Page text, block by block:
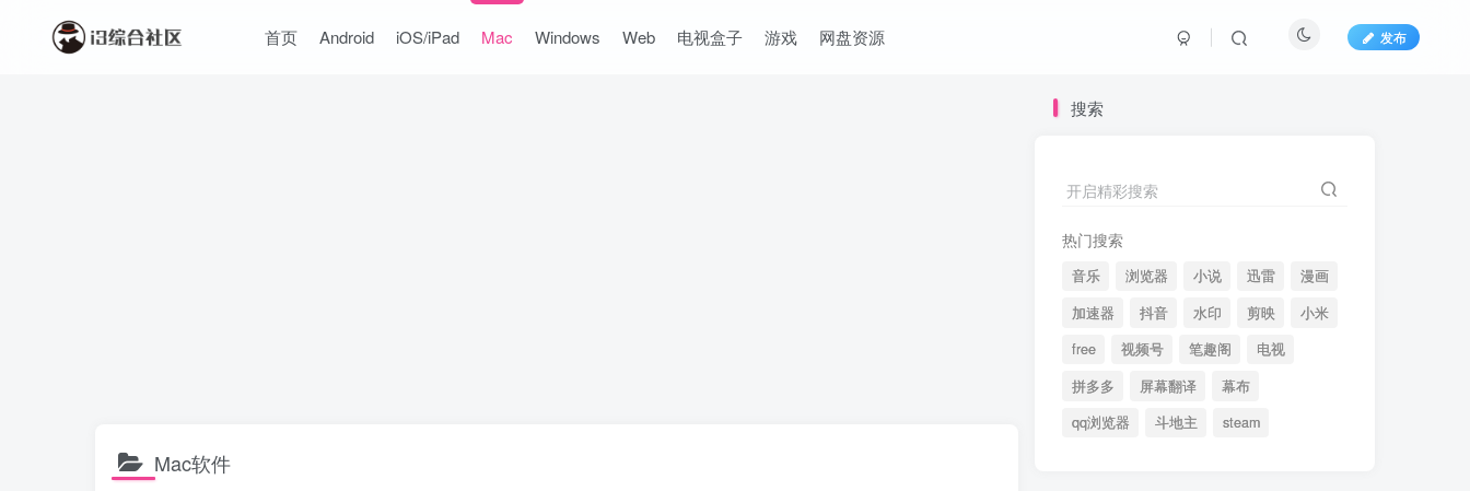
首页 Android iOS/iPad Mac Windows Web 电视盒子 游戏 网盘资源 发布
Mac软件
搜索
开启精彩搜索
热门搜索
音乐 浏览器 小说 迅雷
漫画
加速器
抖音 水印 剪映
小米
free
视频号 笔趣阁
电视
拼多多
屏幕翻译
幕布
qq浏览器
斗地主 steam